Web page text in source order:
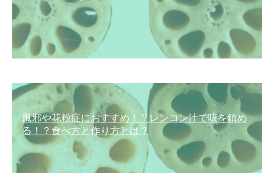
風邪や花粉症におすすめ！？レンコン汁で咳を鎮め
る！？食べ方と作り方とは？